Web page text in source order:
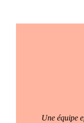
Une équipe